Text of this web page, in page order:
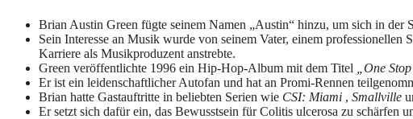
Brian Austin Green fügte seinem Namen „Austin“ hinzu, um sich in der
Sein Interesse an Musik wurde von seinem Vater, einem
Karriere als Musikproduzent anstrebte.
Green veröffentlichte 1996 ein Hip-Hop-Album mit dem Titel
„One
Er ist ein leidenschaftlicher Autofan und hat an Promi-Rennen
Brian hatte Gastauftritte in beliebten Serien wie CSI: Miami , Smallville
Er setzt sich dafür ein, das Bewusstsein für Colitis ulcerosa zu schärfen